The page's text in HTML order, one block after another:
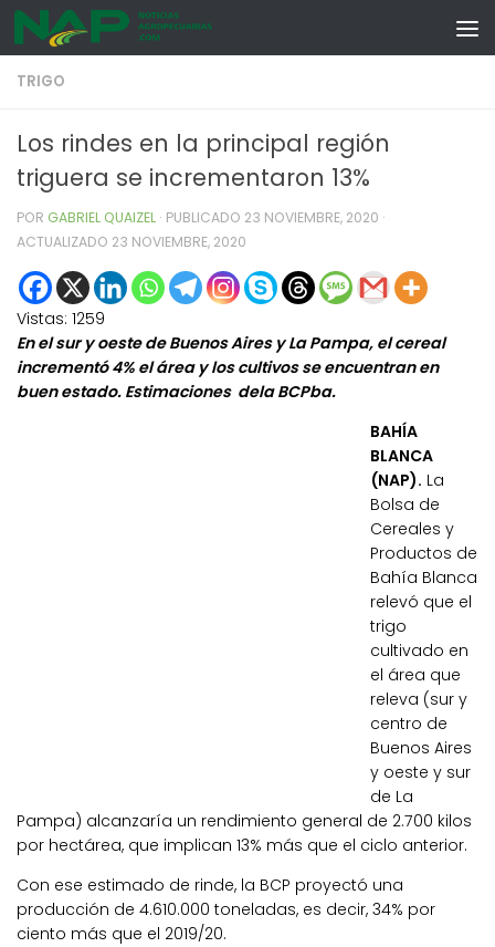
Skip to content
TRIGO
Los rindes en la principal región
triguera se incrementaron 13%
POR GABRIEL QUAIZEL · PUBLICADO 23 NOVIEMBRE, 2020 ·
ACTUALIZADO 23 NOVIEMBRE, 2020
Vistas: 1259
En el sur y oeste de Buenos Aires y La Pampa, el cereal
incrementó 4% el área y los cultivos se encuentran en
buen estado. Estimaciones dela BCPba.
BAHÍA
BLANCA
(NAP). La
Bolsa de
Cereales y
Productos de
Bahía Blanca
relevó que el
trigo
cultivado en
el área que
releva (sur y
centro de
Buenos Aires
y oeste y sur
de La
Pampa) alcanzaría un rendimiento general de 2.700 kilos
por hectárea, que implican 13% más que el ciclo anterior.
Con ese estimado de rinde, la BCP proyectó una
producción de 4.610.000 toneladas, es decir, 34% por
ciento más que el 2019/20.